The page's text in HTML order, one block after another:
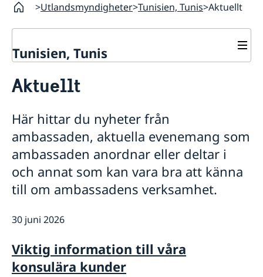
Utlandsmyndigheter Tunisien, Tunis Aktuellt
Tunisien, Tunis
Om oss
Vi är en resurs för svenska företag
Team Sweden
Så kan du få stöd
Svenska företag i Tunisien
Anmäl handelshinder
Aktuellt
Aktuellt
Här hittar du nyheter från
ambassaden, aktuella evenemang som
ambassaden anordnar eller deltar i
och annat som kan vara bra att känna
till om ambassadens verksamhet.
30 juni 2026
Viktig information till våra
konsulära kunder